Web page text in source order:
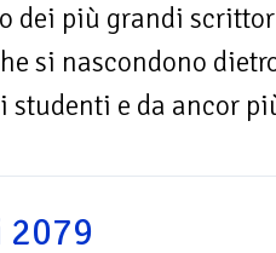
dei più grandi
si nascondono
studenti e da ancor
2079